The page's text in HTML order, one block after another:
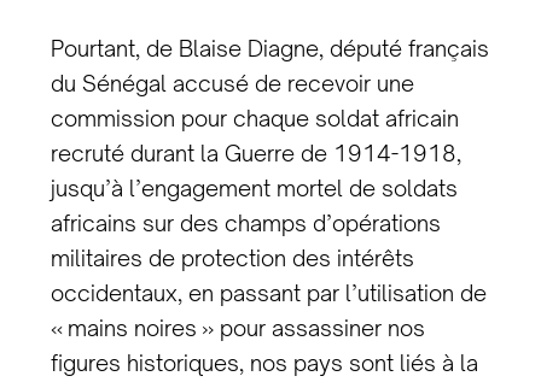
Pourtant, de Blaise Diagne, député français
du Sénégal accusé de recevoir une
commission pour chaque soldat africain
recruté durant la Guerre de 1914-1918,
jusqu’à l’engagement mortel de soldats
africains sur des champs d’opérations
militaires de protection des intérêts
occidentaux, en passant par l’utilisation de
« mains noires » pour assassiner nos
figures historiques, nos pays sont liés à la